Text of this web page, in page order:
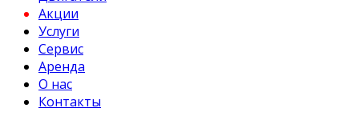
Акции
Услуги
Сервис
Аренда
О нас
Контакты